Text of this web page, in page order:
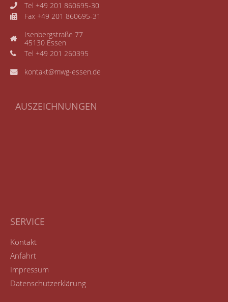
Tel +49 201 860695-30
Fax +49 201 860695-31
Isenbergstraße 77
45130 Essen
Tel +49 201 260395
kontakt@mwg-essen.de
AUSZEICHNUNGEN
SERVICE
Kontakt
Anfahrt
Impressum
Datenschutzerklärung